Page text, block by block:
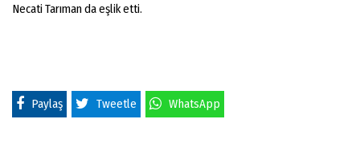
Necati Tarıman da eşlik etti.
Paylaş Tweetle WhatsApp